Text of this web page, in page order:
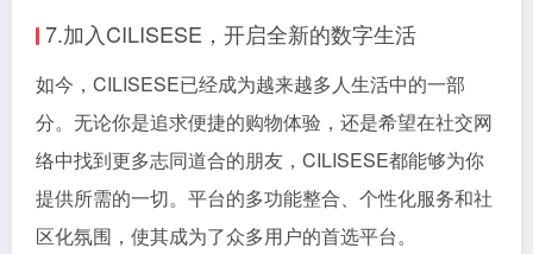
7.加入CILISESE，开启全新的数字生活
如今，CILISESE已经成为越来越多人生活中的一部
分。无论你是追求便捷的购物体验，还是希望在社交网
络中找到更多志同道合的朋友，CILISESE都能够为你
提供所需的一切。平台的多功能整合、个性化服务和社
区化氛围，使其成为了众多用户的首选平台。